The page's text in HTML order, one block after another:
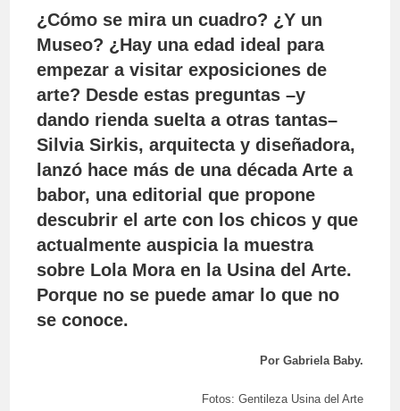
¿Cómo se mira un cuadro? ¿Y un
Museo? ¿Hay una edad ideal para
empezar a visitar exposiciones de
arte? Desde estas preguntas –y
dando rienda suelta a otras tantas–
Silvia Sirkis, arquitecta y diseñadora,
lanzó hace más de una década Arte a
babor, una editorial que propone
descubrir el arte con los chicos y que
actualmente auspicia la muestra
sobre Lola Mora en la Usina del Arte.
Porque no se puede amar lo que no
se conoce.
Por Gabriela Baby.
Fotos: Gentileza Usina del Arte